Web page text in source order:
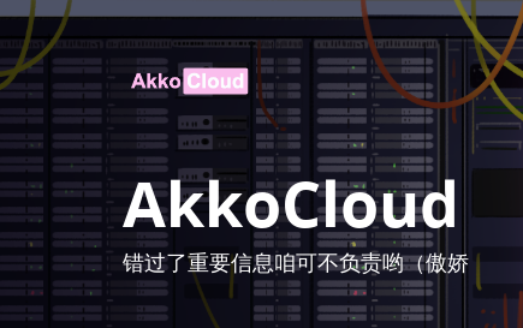
AkkoCloud
错过了重要信息咱可不负责哟（傲娇